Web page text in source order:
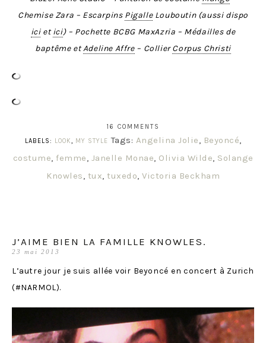
Chemise Zara – Escarpins PigalleLouboutin (aussi dispo
icietici) – Pochette BCBG MaxAzria – Médailles de
baptême etAdeline Affre– CollierCorpus Christi
16 COMMENTS
LABELS:
LOOK, MY STYLE Tags: Angelina Jolie, Beyoncé,
costume, femme, Janelle Monae, Olivia Wilde, Solange
Knowles, tux, tuxedo, Victoria Beckham
J’AIME BIEN LA FAMILLE KNOWLES.
23 mai 2013
L’autre jour je suis allée voir Beyoncé en concert à Zurich
(#NARMOL).